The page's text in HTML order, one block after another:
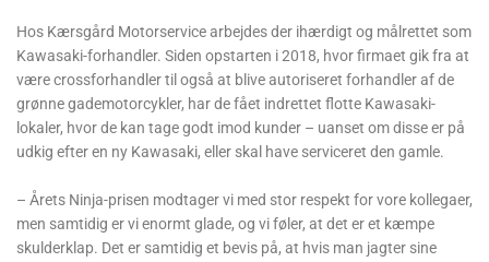
Hos Kærsgård Motorservice arbejdes der ihærdigt og målrettet som
Kawasaki-forhandler. Siden opstarten i 2018, hvor firmaet gik fra at
være crossforhandler til også at blive autoriseret forhandler af de
grønne gademotorcykler, har de fået indrettet flotte Kawasaki-
lokaler, hvor de kan tage godt imod kunder – uanset om disse er på
udkig efter en ny Kawasaki, eller skal have serviceret den gamle.
– Årets Ninja-prisen modtager vi med stor respekt for vore kollegaer,
men samtidig er vi enormt glade, og vi føler, at det er et kæmpe
skulderklap. Det er samtidig et bevis på, at hvis man jagter sine